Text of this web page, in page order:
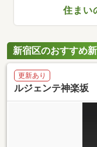
住まい
新宿区のおすすめ
更新あり
ルジェンテ神楽坂